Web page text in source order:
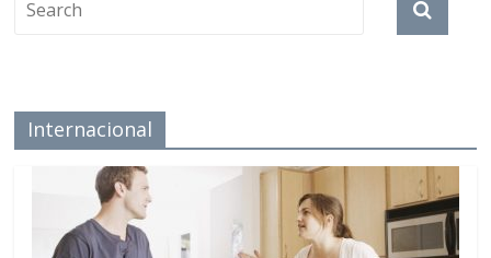
Internacional